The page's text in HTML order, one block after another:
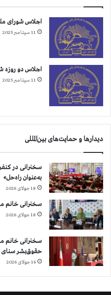
اجلاس شورای
11 سپتامبر 2025
اجلاس دو روزه
11 سپتامبر 2025
دیدارها و حمایت‌های بین‌المللی
سخنرانی در
به‌عنوان راه‌حل»
18 جولای 2026
سخنرانی خانم
18 جولای 2026
سخنرانی خانم
حقوق‌بشر سنای
16 جولای 2026